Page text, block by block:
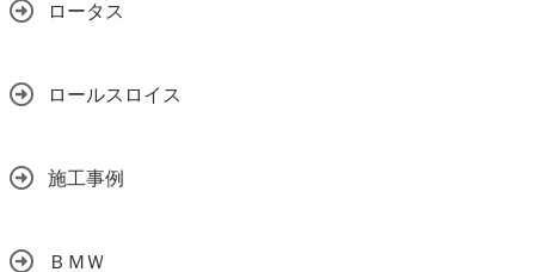
ロータス
ロールスロイス
施工事例
ＢＭＷ